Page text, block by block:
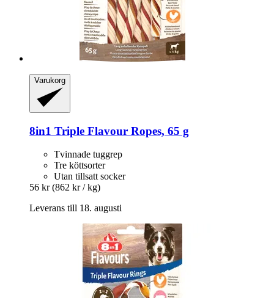
Varukorg
8in1 Triple Flavour Ropes, 65 g
Tvinnade tuggrep
Tre köttsorter
Utan tillsatt socker
56 kr (862 kr / kg)
Leverans till 18. augusti